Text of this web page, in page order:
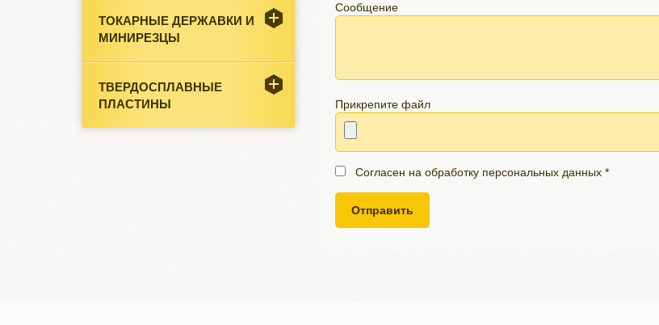
ТОКАРНЫЕ ДЕРЖАВКИ И
МИНИРЕЗЦЫ
ТВЕРДОСПЛАВНЫЕ
ПЛАСТИНЫ
Сообщение
Прикрепите файл
Согласен на обработку персональных данных *
Отправить